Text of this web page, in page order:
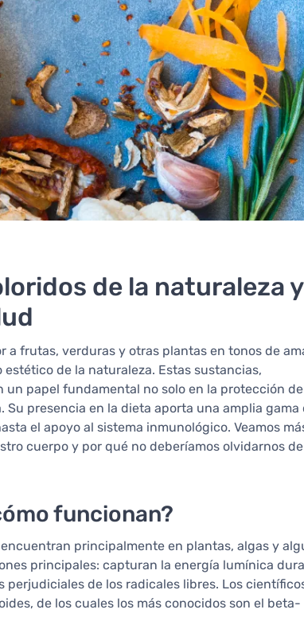
de la naturaleza y
frutas, verduras y otras plantas en tonos de
de la naturaleza. Estas sustancias,
un papel fundamental no solo en la protección
presencia en la dieta aporta una amplia gama
el apoyo al sistema inmunológico. Veamos
cuerpo y por qué no deberíamos olvidarnos de
funcionan?
principalmente en plantas, algas y
principales: capturan la energía lumínica
de los radicales libres. Los
de los cuales los más conocidos son el beta-